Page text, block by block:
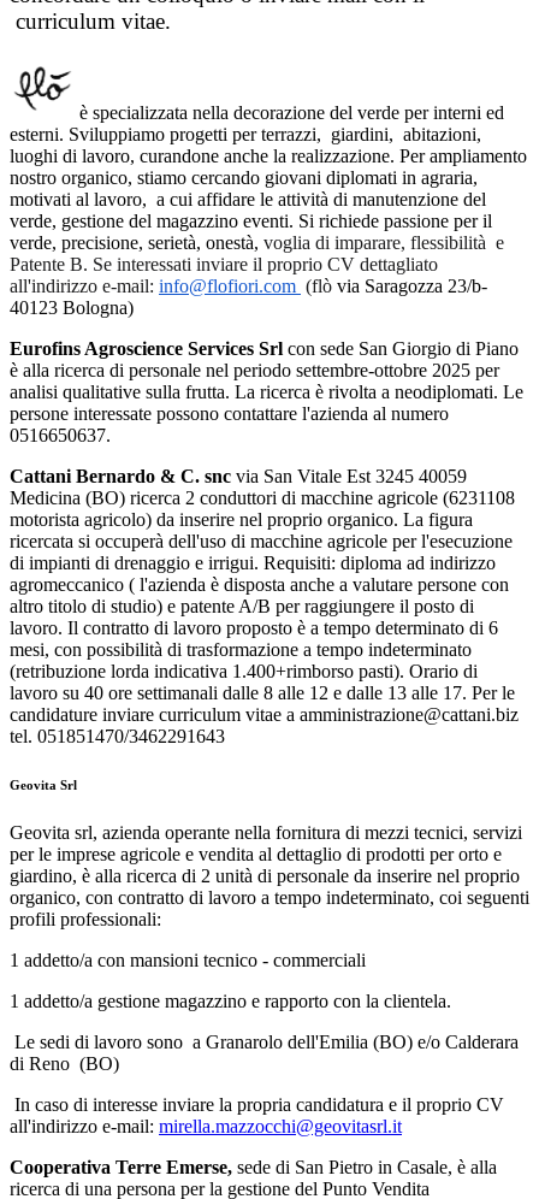
curriculum vitae.
è specializzata nella decorazione del verde per interni ed
esterni. Sviluppiamo progetti per terrazzi, giardini, abitazioni,
luoghi di lavoro, curandone anche la realizzazione. Per ampliamento
nostro organico, stiamo cercando giovani diplomati in agraria,
motivati al lavoro, a cui affidare le attività di manutenzione del
verde, gestione del magazzino eventi. Si richiede passione per il
verde, precisione, serietà, onestà, voglia di imparare, flessibilità e
Patente B. Se interessati inviare il proprio CV dettagliato
all'indirizzo e-mail: info@flofiori.com (flò via Saragozza 23/b-
40123 Bologna)
Eurofins Agroscience Services Srl con sede San Giorgio di Piano
è alla ricerca di personale nel periodo settembre-ottobre 2025 per
analisi qualitative sulla frutta. La ricerca è rivolta a neodiplomati. Le
persone interessate possono contattare l'azienda al numero
0516650637.
Cattani Bernardo & C. snc via San Vitale Est 3245 40059
Medicina (BO) ricerca 2 conduttori di macchine agricole (6231108
motorista agricolo) da inserire nel proprio organico. La figura
ricercata si occuperà dell'uso di macchine agricole per l'esecuzione
di impianti di drenaggio e irrigui. Requisiti: diploma ad indirizzo
agromeccanico ( l'azienda è disposta anche a valutare persone con
altro titolo di studio) e patente A/B per raggiungere il posto di
lavoro. Il contratto di lavoro proposto è a tempo determinato di 6
mesi, con possibilità di trasformazione a tempo indeterminato
(retribuzione lorda indicativa 1.400+rimborso pasti). Orario di
lavoro su 40 ore settimanali dalle 8 alle 12 e dalle 13 alle 17. Per le
candidature inviare curriculum vitae a amministrazione@cattani.biz
tel. 051851470/3462291643
Geovita Srl
Geovita srl, azienda operante nella fornitura di mezzi tecnici, servizi
per le imprese agricole e vendita al dettaglio di prodotti per orto e
giardino, è alla ricerca di 2 unità di personale da inserire nel proprio
organico, con contratto di lavoro a tempo indeterminato, coi seguenti
profili professionali:
1 addetto/a con mansioni tecnico - commerciali
1 addetto/a gestione magazzino e rapporto con la clientela.
Le sedi di lavoro sono a Granarolo dell'Emilia (BO) e/o Calderara
di Reno (BO)
In caso di interesse inviare la propria candidatura e il proprio CV
all'indirizzo e-mail: mirella.mazzocchi@geovitasrl.it
Cooperativa Terre Emerse, sede di San Pietro in Casale, è alla
ricerca di una persona per la gestione del Punto Vendita